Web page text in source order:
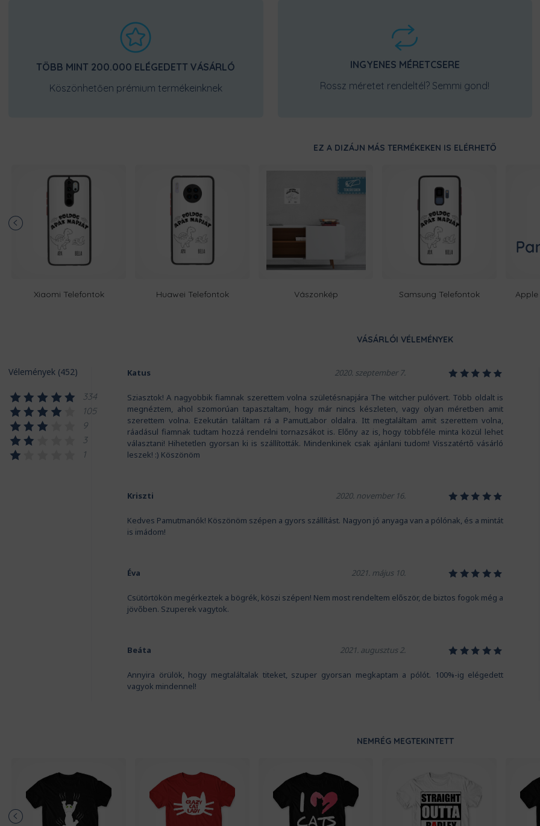
TÖBB MINT 200.000 ELÉGEDETT VÁSÁRLÓ
Köszönhetően prémium termékeinknek
INGYENES MÉRETCSERE
Rossz méretet rendeltél? Semmi gond!
EZ A DIZÁJN MÁS TERMÉKEKEN IS ELÉRHETŐ
Xiaomi Telefontok Huawei Telefontok Vászonkép Samsung Telefontok Apple
VÁSÁRLÓI VÉLEMÉNYEK
Vélemények (452)
334
105
9
3
1
Katus 2020. szeptember 7. 12345
Sziasztok! A nagyobbik fiamnak szerettem volna születésnapjára The witcher pulóvert. Több oldalt is
megnéztem, ahol szomorúan tapasztaltam, hogy már nincs készleten, vagy olyan méretben amit
szerettem volna. Ezekután találtam rá a PamutLabor oldalra. Itt megtaláltam amit szerettem volna,
ráadásul fiamnak tudtam hozzá rendelni tornazsákot is. Előny az is, hogy többféle minta közül lehet
választani! Hihetetlen gyorsan ki is szállították. Mindenkinek csak ajánlani tudom! Visszatértő vásárló
leszek! :) Köszönöm
Kriszti 2020. november 16. 12345
Kedves Pamutmanók! Köszönöm szépen a gyors szállítást. Nagyon jó anyaga van a pólónak, és a mintát
is imádom!
Éva 2021. május 10. 12345
Csütörtökön megérkeztek a bögrék, köszi szépen! Nem most rendeltem először, de biztos fogok még a
jövőben. Szuperek vagytok.
Beáta 2021. augusztus 2. 12345
Annyira örülök, hogy megtaláltalak titeket, szuper gyorsan megkaptam a pólót. 100%-ig elégedett
vagyok mindennel!
NEMRÉG MEGTEKINTETT